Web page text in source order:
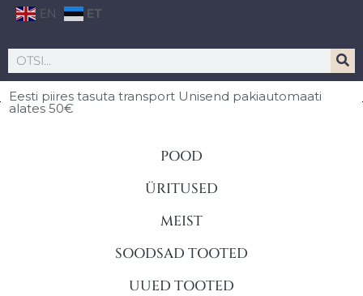
EN ET
Eesti piires tasuta transport Unisend pakiautomaati
alates 50€
POOD
ÜRITUSED
MEIST
SOODSAD TOOTED
UUED TOOTED